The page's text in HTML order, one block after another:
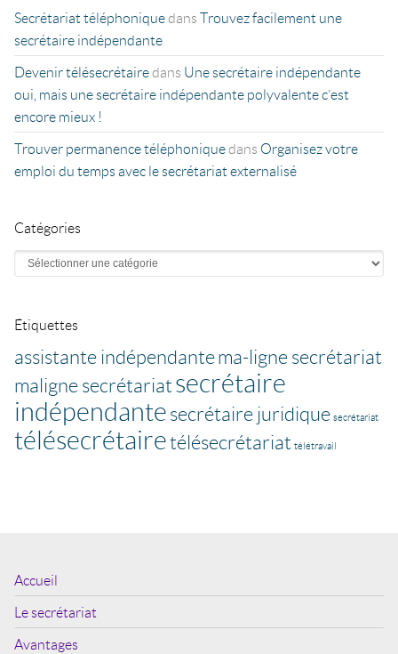
Secrétariat téléphoniquedans Trouvez facilement une
secrétaire indépendante
Devenir télésecrétairedans Une secrétaire indépendante
oui, mais une secrétaire indépendante polyvalente c’est
encore mieux !
Trouver permanence téléphoniquedans Organisez votre
emploi du temps avec le secrétariat externalisé
Catégories
Catégories
Étiquettes
assistante indépendantema-ligne secrétariat
maligne secrétariatsecrétaire
indépendantesecrétaire juridique secrétariat
télésecrétairetélésecrétariat télétravail
Accueil
Le secrétariat
Avantages